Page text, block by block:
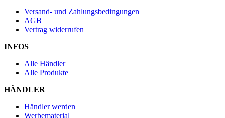
Versand- und Zahlungsbedingungen
AGB
Vertrag widerrufen
INFOS
Alle Händler
Alle Produkte
HÄNDLER
Händler werden
Werbematerial